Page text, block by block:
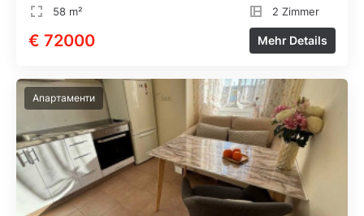
58 m² 2 Zimmer
€ 72000 Mehr Details
Апартаменти